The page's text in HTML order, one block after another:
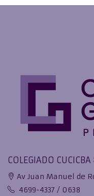
COLEGIADO
Av Juan Manuel de
4699-4337 / 0638